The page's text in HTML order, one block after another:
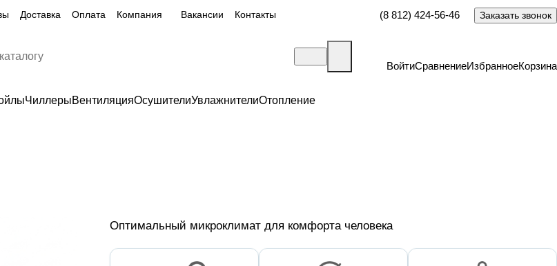
Доставка Оплата Компания Вакансии Контакты (8 812) 424-56-46 Заказать звонок
ВойтиСравнениеИзбранноеКорзина
ЧиллерыВентиляцияОсушителиУвлажнителиОтопление
Оптимальный микроклимат для комфорта человека